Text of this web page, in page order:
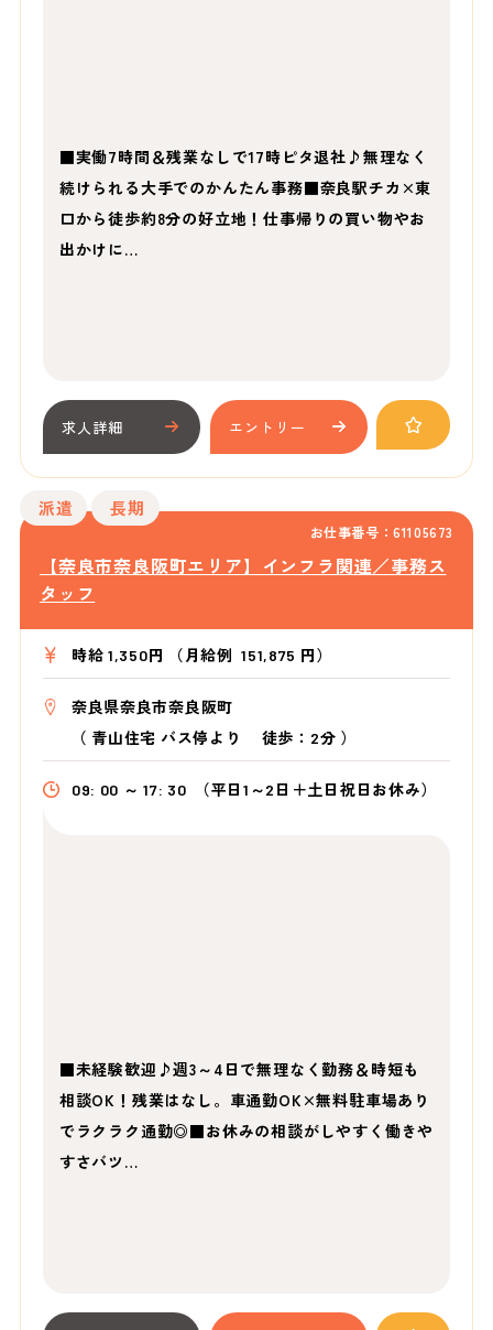
■実働7時間＆残業なしで17時ピタ退社♪無理なく
続けられる大手でのかんたん事務■奈良駅チカ×東
口から徒歩約8分の好立地！仕事帰りの買い物やお
出かけに…
求人詳細 エントリー
お仕事番号：61105673
派遣 長期
【奈良市奈良阪町エリア】インフラ関連／事務ス
タッフ
時給 1,350円 （月給例 151,875 円）
奈良県奈良市奈良阪町
（ 青山住宅 バス停より 徒歩：2分 ）
09: 00 ～ 17: 30 （平日1～2日＋土日祝日お休み）
■未経験歓迎♪週3～4日で無理なく勤務＆時短も
相談OK！残業はなし。車通勤OK×無料駐車場あり
でラクラク通勤◎■お休みの相談がしやすく働きや
すさバツ…